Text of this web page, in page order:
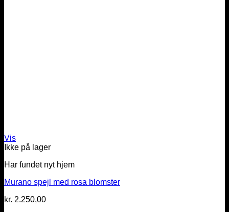
Vis
Ikke på lager
Har fundet nyt hjem
Murano spejl med rosa blomster
kr. 2.250,00